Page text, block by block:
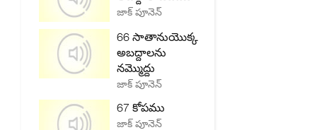
జాక్ పూనెన్
66 సాతానుయొక్క
అబద్దాలను
నమ్మొద్దు
జాక్ పూనెన్
67 కోపము
జాక్ పూనెన్